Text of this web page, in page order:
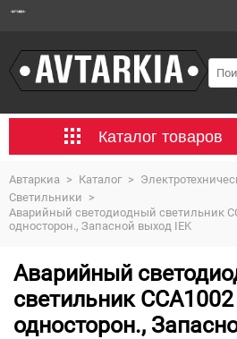
Каталог товаров
Автаркиа > Каталог >
Светильники >
Аварийный светодиодный светильник
односторон., Запасной выход IEK
Аварийный
светильник ССА1002
односторон.,